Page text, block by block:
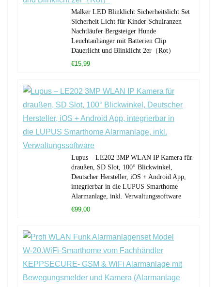
Malker LED Blinklicht Sicherheitslicht Set
Sicherheit Licht für Kinder Schulranzen
Nachtläufer Bergsteiger Hunde
Leuchtanhänger mit Batterien Clip
Dauerlicht und Blinklicht 2er（Rot）
€15,99
Lupus – LE202 3MP WLAN IP Kamera für
draußen, SD Slot, 100° Blickwinkel,
Deutscher Hersteller, iOS + Android App,
integrierbar in die LUPUS Smarthome
Alarmanlage, inkl. Verwaltungssoftware
€99,00